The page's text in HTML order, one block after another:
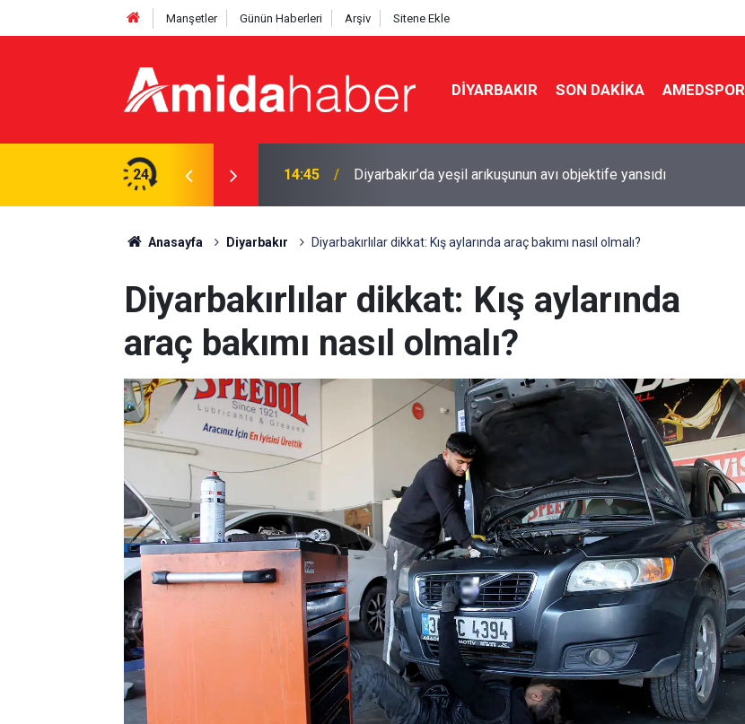
Manşetler Günün Haberleri Arşiv Sitene Ekle
DIYARBAKIR SON DAKIKA AMEDSPOR
24 14:21 Diyarbakır’da sürücülere uyarı: İki noktada çalışma var
Anasayfa Diyarbakır Diyarbakırlılar dikkat: Kış aylarında araç bakımı nasıl olmalı?
Diyarbakırlılar dikkat: Kış aylarında
araç bakımı nasıl olmalı?